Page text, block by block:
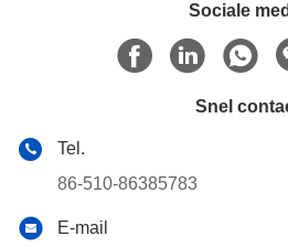
Sociale
Snel
Tel.
86-510-86385783
E-mail